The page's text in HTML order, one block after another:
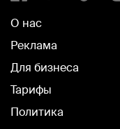
О нас
Реклама
Для бизнеса
Тарифы
Политика